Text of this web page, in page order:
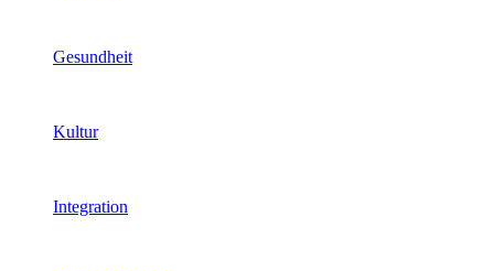
Gesundheit
Kultur
Integration